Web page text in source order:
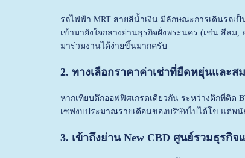
รถไฟฟ้า MRT สายสีน้ำเงิน มีลักษณะการเดินรถเ
เข้ามายังใจกลางย่านธุรกิจฝั่งพระนคร (เช่น สีลม
มาร่วมงานได้ง่ายขึ้นมากครับ
2. ทางเลือกราคาค่าเช่าที่ยืดหยุ่นและส
หากเทียบตึกออฟฟิศเกรดเดียวกัน ระหว่างตึกที่ติด
เซฟงบประมาณรายเดือนของบริษัทไปได้โข แต่พ
3. เข้าถึงย่าน New CBD ศูนย์รวมธุรกิ